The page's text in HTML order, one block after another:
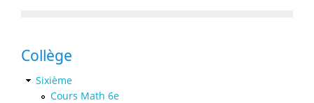
Collège
Sixième
Cours Math 6e